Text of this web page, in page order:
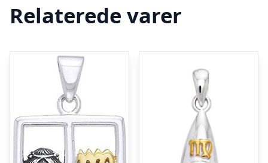
Relaterede varer